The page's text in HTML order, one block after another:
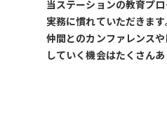
当ステーションの教育プ
実務に慣れていただきます
仲間とのカンファレンス
していく機会はたくさんあ